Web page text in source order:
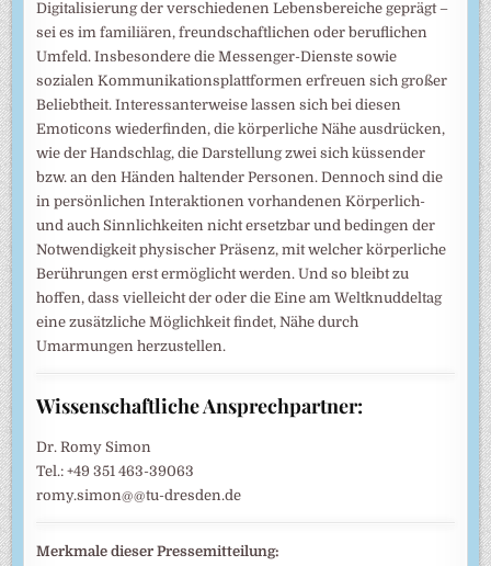
Digitalisierung der verschiedenen Lebensbereiche geprägt –
sei es im familiären, freundschaftlichen oder beruflichen
Umfeld. Insbesondere die Messenger-Dienste sowie
sozialen Kommunikationsplattformen erfreuen sich großer
Beliebtheit. Interessanterweise lassen sich bei diesen
Emoticons wiederfinden, die körperliche Nähe ausdrücken,
wie der Handschlag, die Darstellung zwei sich küssender
bzw. an den Händen haltender Personen. Dennoch sind die
in persönlichen Interaktionen vorhandenen Körperlich-
und auch Sinnlichkeiten nicht ersetzbar und bedingen der
Notwendigkeit physischer Präsenz, mit welcher körperliche
Berührungen erst ermöglicht werden. Und so bleibt zu
hoffen, dass vielleicht der oder die Eine am Weltknuddeltag
eine zusätzliche Möglichkeit findet, Nähe durch
Umarmungen herzustellen.
Wissenschaftliche Ansprechpartner:
Dr. Romy Simon
Tel.: +49 351 463-39063
romy.simon@@tu-dresden.de
Merkmale dieser Pressemitteilung: